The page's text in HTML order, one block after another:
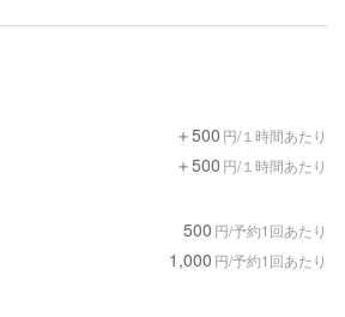
＋500 円/１時間あたり
＋500 円/１時間あたり
500 円/予約1回あたり
1,000 円/予約1回あたり